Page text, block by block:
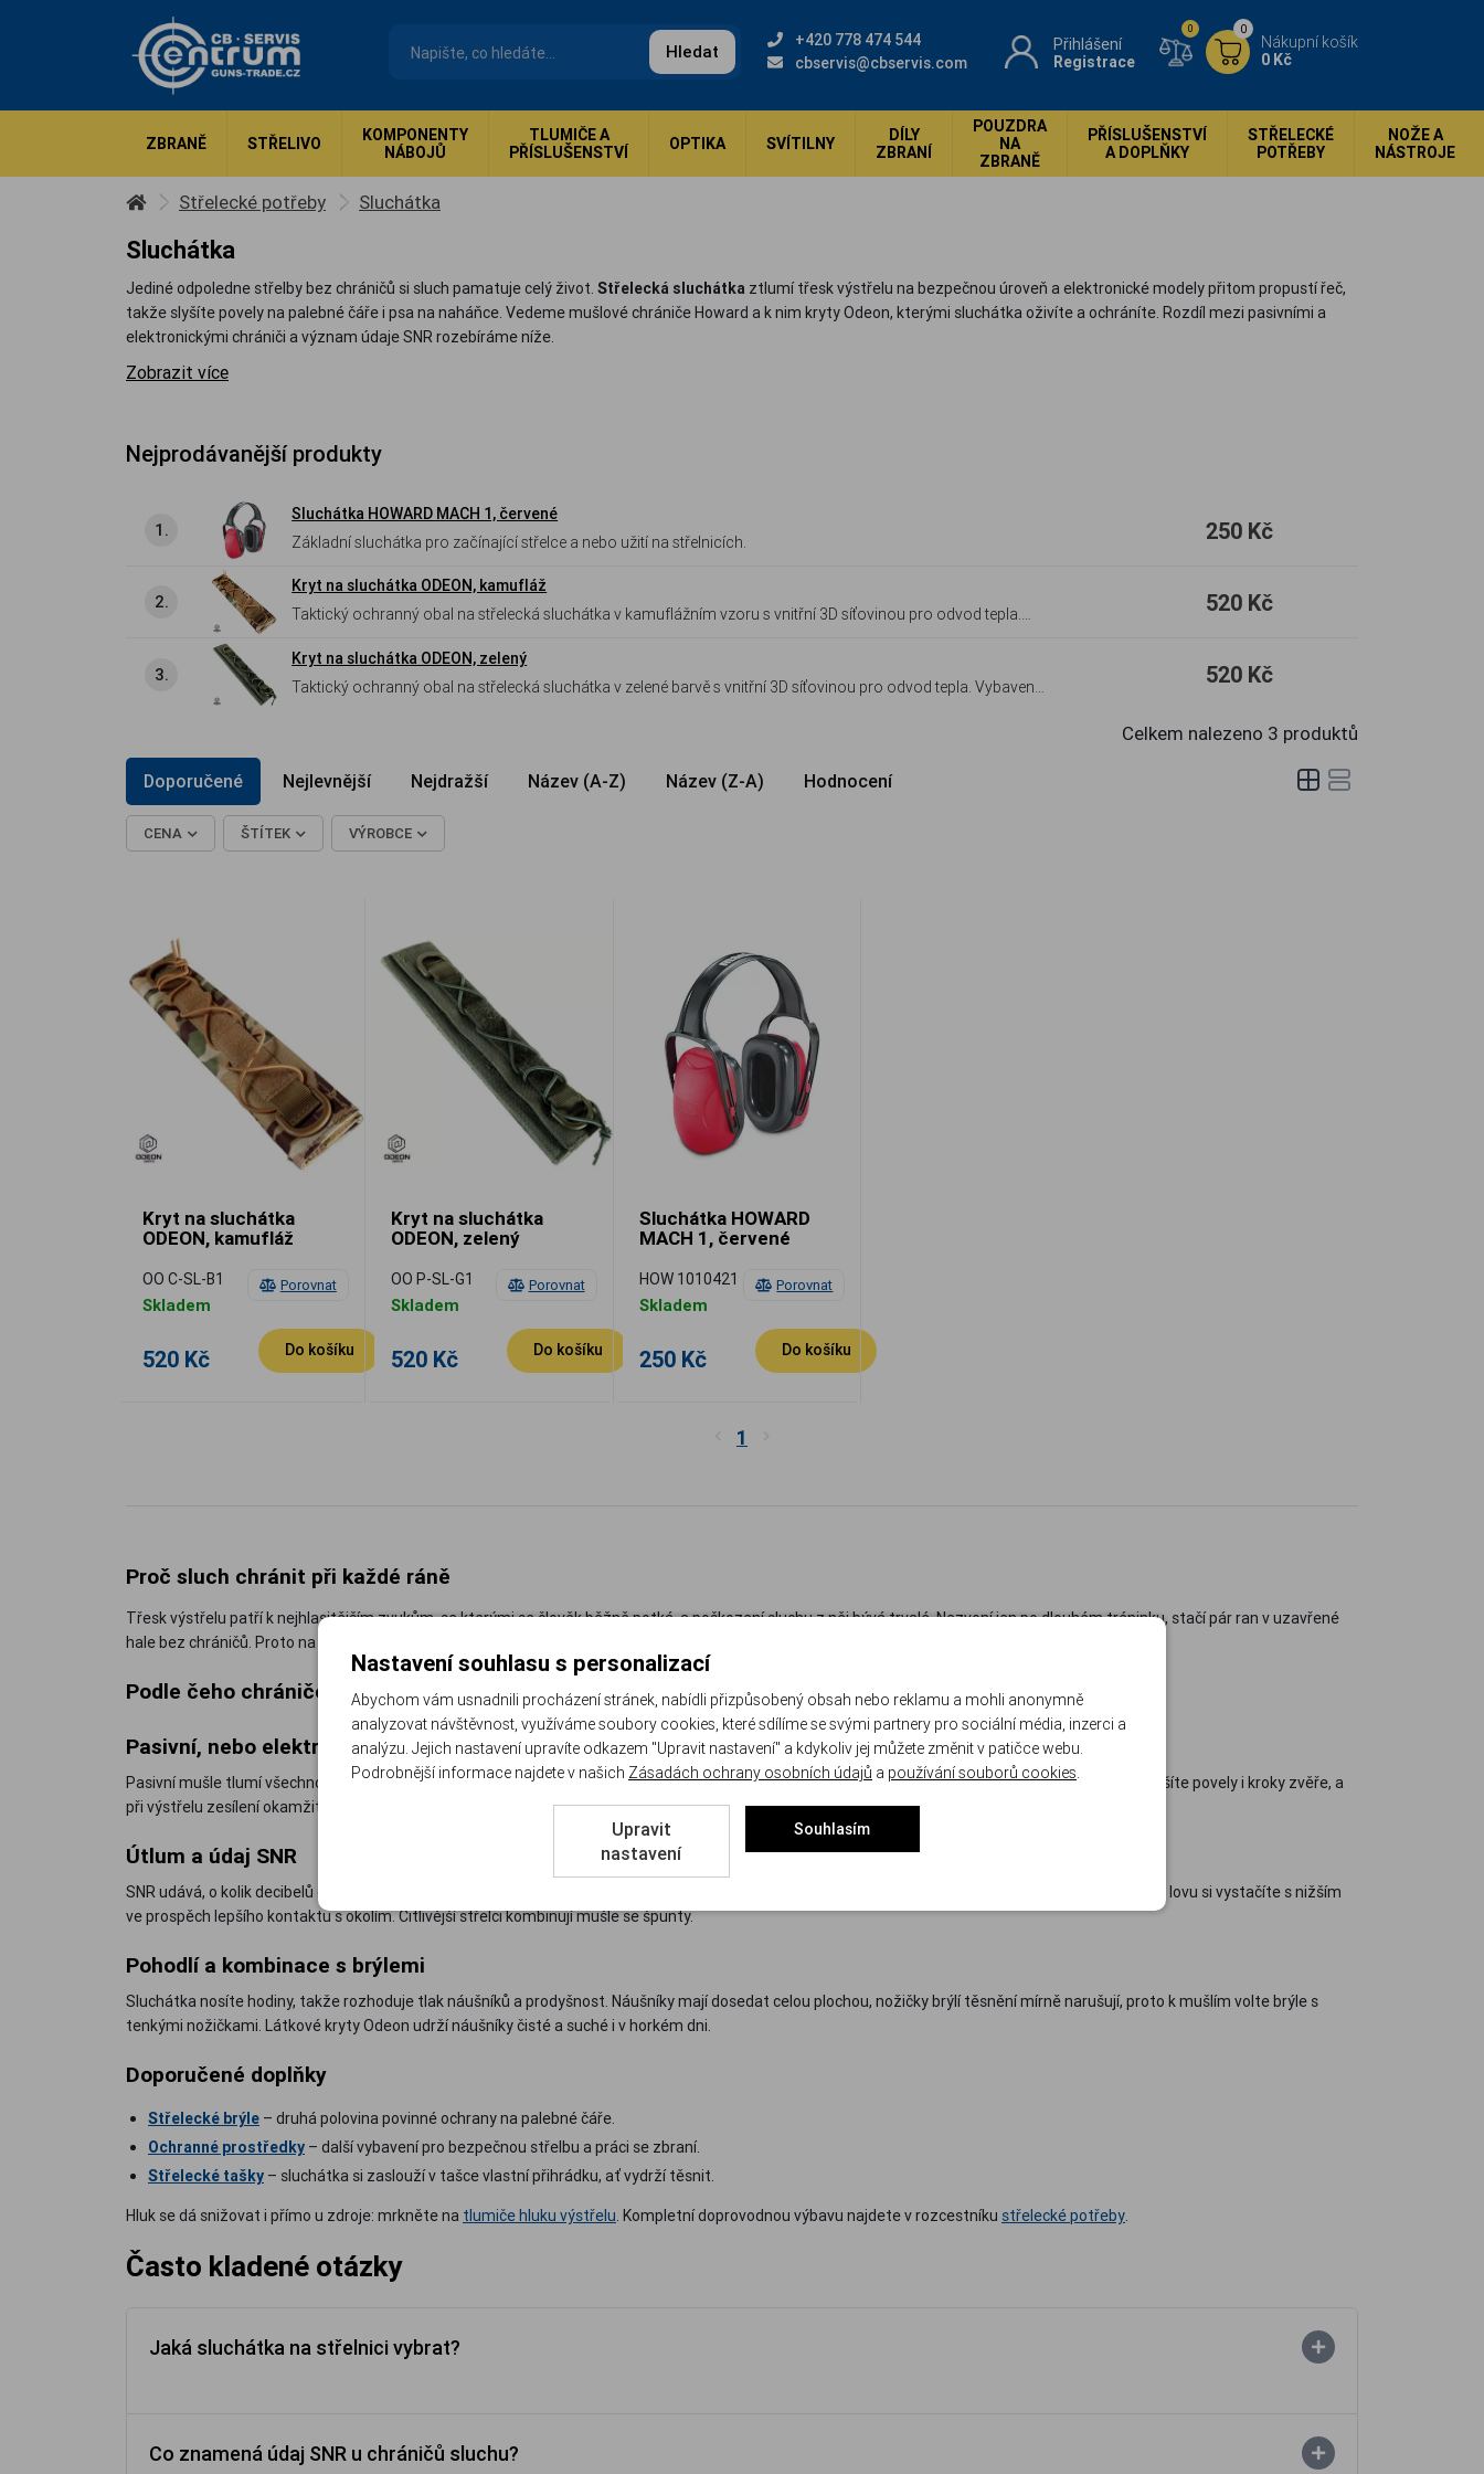
Hledat
+420 778 474 544
cbservis@cbservis.com
Přihlášení
Registrace
0
Nákupní košík
0 Kč
0
ZBRANĚ STŘELIVO
KOMPONENTY
NÁBOJŮ
TLUMIČE A
PŘÍSLUŠENSTVÍ
OPTIKA SVÍTILNY
DÍLY
ZBRANÍ
POUZDRA
NA
ZBRANĚ
PŘÍSLUŠENSTVÍ
A DOPLŇKY
STŘELECKÉ
POTŘEBY
NOŽE A
NÁSTROJE
Střelecké potřeby Sluchátka
Sluchátka
Jediné odpoledne střelby bez chráničů si sluch pamatuje celý život. Střelecká sluchátka ztlumí třesk výstřelu na bezpečnou úroveň a elektronické modely přitom propustí řeč,
takže slyšíte povely na palebné čáře i psa na naháňce. Vedeme mušlové chrániče Howard a k nim kryty Odeon, kterými sluchátka oživíte a ochráníte. Rozdíl mezi pasivními a
elektronickými chrániči a význam údaje SNR rozebíráme níže.
Zobrazit více
Nejprodávanější produkty
1.
Sluchátka HOWARD MACH 1, červené
Základní sluchátka pro začínající střelce a nebo užití na střelnicích.
250 Kč
2.
Kryt na sluchátka ODEON, kamufláž
Taktický ochranný obal na střelecká sluchátka v kamuflážním vzoru s vnitřní 3D síťovinou pro odvod tepla.
opasek či výstroj.
520 Kč
3.
Kryt na sluchátka ODEON, zelený
Taktický ochranný obal na střelecká sluchátka v zelené barvě s vnitřní 3D síťovinou pro odvod tepla. Vybaven
520 Kč
Celkem nalezeno 3 produktů
Doporučené Nejlevnější Nejdražší Název (A-Z) Název (Z-A) Hodnocení
CENA ŠTÍTEK VÝROBCE
Porovnat
Kryt na sluchátka
ODEON, kamufláž
OO C-SL-B1
Skladem
520 Kč Do košíku
Porovnat
Kryt na sluchátka
ODEON, zelený
OO P-SL-G1
Skladem
520 Kč Do košíku
Porovnat
Sluchátka HOWARD
MACH 1, červené
HOW 1010421
Skladem
250 Kč Do košíku
1
Proč sluch chránit při každé ráně
Třesk výstřelu patří k nejhlasitějším zvukům, se kterými se člověk běžně potká, a poškození sluchu z něj bývá trvalé. Nezvoní jen po dlouhém tréninku, stačí pár ran v uzavřené
hale bez chráničů. Proto na palebnou čáru nepouštíme nikoho bez ochrany sluchu a stejné pravidlo doporučujeme i pro lov, kde se často zapomíná.
Podle čeho chrániče sluchu vybrat
Pasivní, nebo elektronické
Pasivní mušle tlumí všechno bez rozdílu, jsou jednoduché a spolehlivé. Elektronická sluchátka jako Howard MACH 1 okolní zvuky propouštějí, takže slyšíte povely i kroky zvěře, a
při výstřelu zesílení okamžitě omezí. Na společné střelbě a závodech je elektronika obrovská výhoda.
Útlum a údaj SNR
SNR udává, o kolik decibelů chránič hluk průměrně sníží: čím vyšší číslo, tím větší útlum. Do kryté střelnice a k velkým rážím volte útlum vyšší, venku při lovu si vystačíte s nižším
ve prospěch lepšího kontaktu s okolím. Citlivější střelci kombinují mušle se špunty.
Pohodlí a kombinace s brýlemi
Sluchátka nosíte hodiny, takže rozhoduje tlak náušníků a prodyšnost. Náušníky mají dosedat celou plochou, nožičky brýlí těsnění mírně narušují, proto k mušlím volte brýle s
tenkými nožičkami. Látkové kryty Odeon udrží náušníky čisté a suché i v horkém dni.
Doporučené doplňky
Střelecké brýle – druhá polovina povinné ochrany na palebné čáře.
Ochranné prostředky – další vybavení pro bezpečnou střelbu a práci se zbraní.
Střelecké tašky – sluchátka si zaslouží v tašce vlastní přihrádku, ať vydrží těsnit.
Hluk se dá snižovat i přímo u zdroje: mrkněte na tlumiče hluku výstřelu. Kompletní doprovodnou výbavu najdete v rozcestníku střelecké potřeby.
Často kladené otázky
Jaká sluchátka na střelnici vybrat?
Co znamená údaj SNR u chráničů sluchu?
Nastavení souhlasu s personalizací
Abychom vám usnadnili procházení stránek, nabídli přizpůsobený obsah nebo reklamu a mohli anonymně
analyzovat návštěvnost, využíváme soubory cookies, které sdílíme se svými partnery pro sociální média, inzerci a
analýzu. Jejich nastavení upravíte odkazem "Upravit nastavení" a kdykoliv jej můžete změnit v patičce webu.
Podrobnější informace najdete v našich Zásadách ochrany osobních údajů a používání souborů cookies
Upravit
nastavení
Souhlasím